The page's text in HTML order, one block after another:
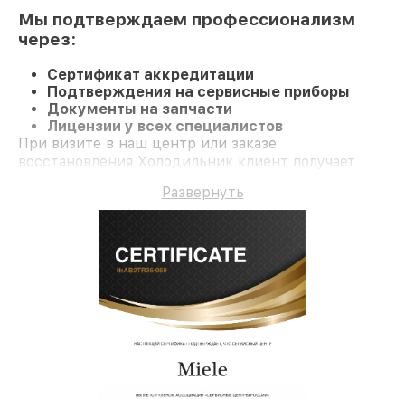
Мы подтверждаем профессионализм
через:
Сертификат аккредитации
Подтверждения на сервисные приборы
Документы на запчасти
Лицензии у всех специалистов
При визите в наш центр или заказе
восстановления Холодильник клиент получает
Развернуть